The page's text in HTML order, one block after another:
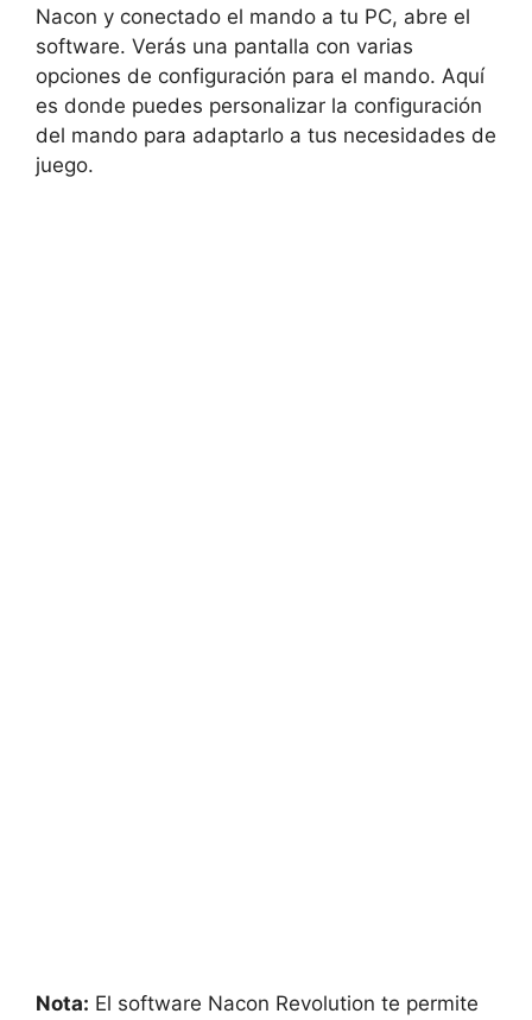
Nacon y conectado el mando a tu PC, abre el
software. Verás una pantalla con varias
opciones de configuración para el mando. Aquí
es donde puedes personalizar la configuración
del mando para adaptarlo a tus necesidades de
juego.
Nota: El software Nacon Revolution te permite